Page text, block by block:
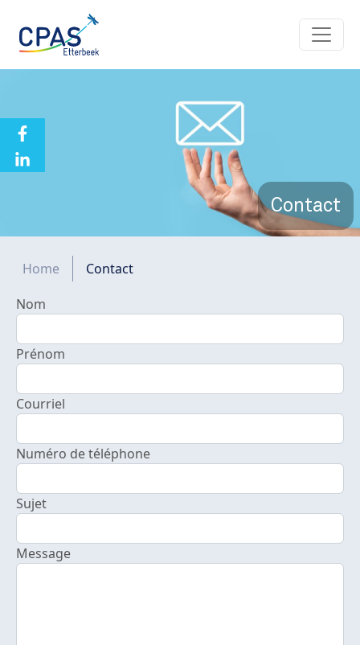
Contact
Fil d'Ariane
Home
Contact
Nom
Prénom
Courriel
Numéro de téléphone
Sujet
Message